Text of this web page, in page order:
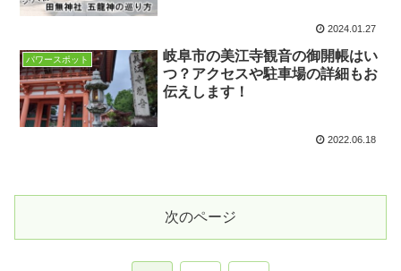
2024.01.27
パワースポット
岐阜市の美江寺観音の御開帳はい
つ？アクセスや駐車場の詳細もお
伝えします！
2022.06.18
次のページ